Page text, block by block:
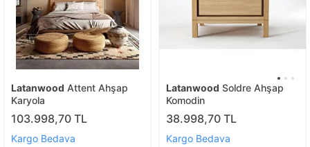
Latanwood Attent Ahşap
Karyola
103.998,70 TL
Kargo Bedava
Latanwood Soldre Ahşap
Komodin
38.998,70 TL
Kargo Bedava